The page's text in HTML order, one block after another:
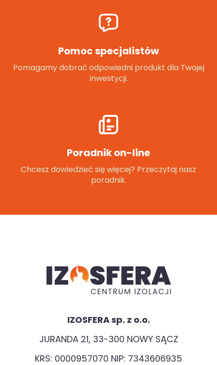
Pomoc specjalistów
Pomagamy dobrać odpowiedni produkt dla Twojej
inwestycji.
Poradnik on-line
Chcesz dowiedzieć się więcej? Przeczytaj nasz
poradnik.
IZOSFERA sp. z o.o.
JURANDA 21, 33-300 NOWY SĄCZ
KRS: 0000957070 NIP: 7343606935